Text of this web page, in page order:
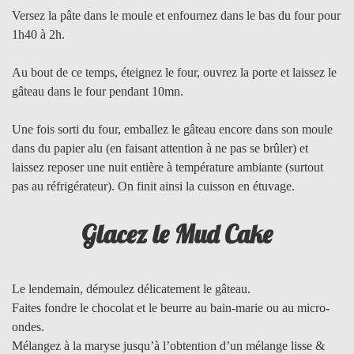
Versez la pâte dans le moule et enfournez dans le bas du four pour
1h40 à 2h.
Au bout de ce temps, éteignez le four, ouvrez la porte et laissez le
gâteau dans le four pendant 10mn.
Une fois sorti du four, emballez le gâteau encore dans son moule
dans du papier alu (en faisant attention à ne pas se brûler) et
laissez reposer une nuit entière à température ambiante (surtout
pas au réfrigérateur). On finit ainsi la cuisson en étuvage.
Glacez le Mud Cake
Le lendemain, démoulez délicatement le gâteau.
Faites fondre le chocolat et le beurre au bain-marie ou au micro-
ondes.
Mélangez à la maryse jusqu’à l’obtention d’un mélange lisse &